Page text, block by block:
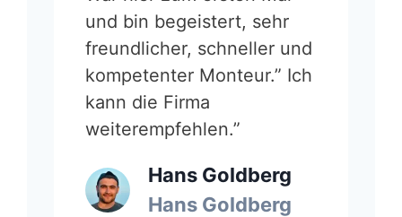
und bin begeistert, sehr
freundlicher, schneller und
kompetenter Monteur.” Ich
kann die Firma
weiterempfehlen.”
Hans Goldberg
Hans Goldberg